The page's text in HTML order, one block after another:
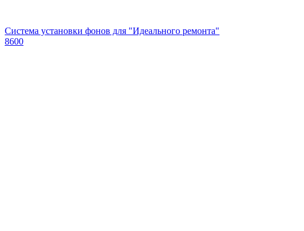
Система установки фонов для "Идеального ремонта"
8600